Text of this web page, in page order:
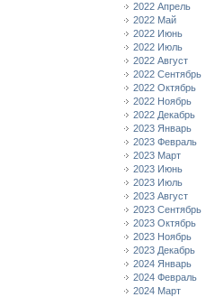
2022 Апрель
2022 Май
2022 Июнь
2022 Июль
2022 Август
2022 Сентябрь
2022 Октябрь
2022 Ноябрь
2022 Декабрь
2023 Январь
2023 Февраль
2023 Март
2023 Июнь
2023 Июль
2023 Август
2023 Сентябрь
2023 Октябрь
2023 Ноябрь
2023 Декабрь
2024 Январь
2024 Февраль
2024 Март